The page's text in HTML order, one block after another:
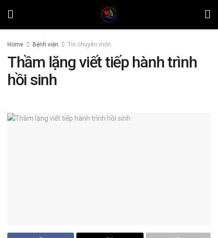
Home Bệnh viện Tin chuyên môn
Thầm lặng viết tiếp hành trình
hồi sinh